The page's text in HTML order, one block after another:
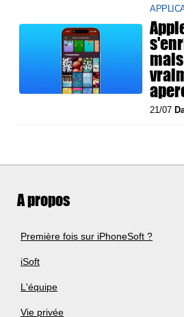
21/07
A propos
Première fois sur iPhoneSoft ?
iSoft
L'équipe
Vie privée